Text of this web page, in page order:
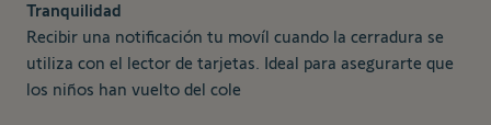
Tranquilidad
Recibir una notificación tu movíl cuando la cerradura se
utiliza con el lector de tarjetas. Ideal para asegurarte que
los niños han vuelto del cole